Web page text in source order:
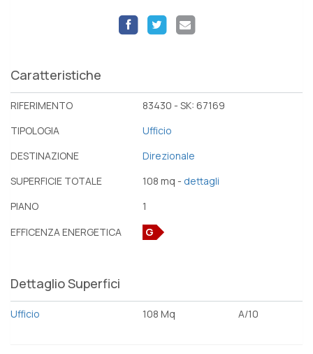
Caratteristiche
RIFERIMENTO
83430 - SK: 67169
TIPOLOGIA
Ufficio
DESTINAZIONE
Direzionale
SUPERFICIE TOTALE
108 mq - dettagli
PIANO
1
EFFICENZA ENERGETICA
G
Dettaglio Superfici
Ufficio 108 Mq A/10